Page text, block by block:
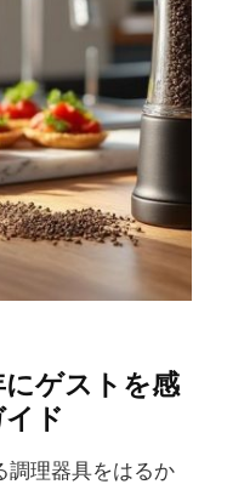
ゲストを感
ド
調理器具をはるか